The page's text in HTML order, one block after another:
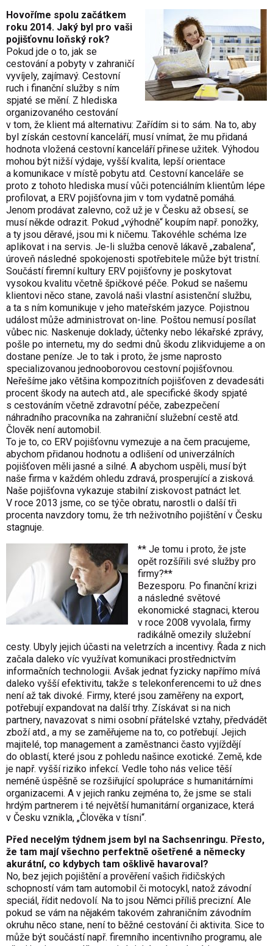
Hovoříme spolu začátkem
roku 2014. Jaký byl pro vaši
pojišťovnu loňský rok?
Pokud jde o to, jak se
cestování a pobyty v zahraničí
vyvíjely, zajímavý. Cestovní
ruch i finanční služby s ním
spjaté se mění. Z hlediska
organizovaného cestování
v tom, že klient má alternativu: Zařídím si to sám. Na to, aby
byl získán cestovní kanceláří, musí vnímat, že mu přidaná
hodnota vložená cestovní kanceláří přinese užitek. Výhodou
mohou být nižší výdaje, vyšší kvalita, lepší orientace
a komunikace v místě pobytu atd. Cestovní kanceláře se
proto z tohoto hlediska musí vůči potenciálním klientům lépe
profilovat, a ERV pojišťovna jim v tom vydatně pomáhá.
Jenom prodávat zalevno, což už je v Česku až obsesí, se
musí někde odrazit. Pokud „výhodně“ koupím např. ponožky,
a ty jsou děravé, jsou mi k ničemu. Takovéhle schéma lze
aplikovat i na servis. Je-li služba cenově lákavě „zabalena“,
úroveň následné spokojenosti spotřebitele může být tristní.
Součástí firemní kultury ERV pojišťovny je poskytovat
vysokou kvalitu včetně špičkové péče. Pokud se našemu
klientovi něco stane, zavolá naši vlastní asistenční službu,
a ta s ním komunikuje v jeho mateřském jazyce. Pojistnou
událost může administrovat on-line. Poštou nemusí posílat
vůbec nic. Naskenuje doklady, účtenky nebo lékařské zprávy,
pošle po internetu, my do sedmi dnů škodu zlikvidujeme a on
dostane peníze. Je to tak i proto, že jsme naprosto
specializovanou jednooborovou cestovní pojišťovnou.
Neřešíme jako většina kompozitních pojišťoven z devadesáti
procent škody na autech atd., ale specifické škody spjaté
s cestováním včetně zdravotní péče, zabezpečení
náhradního pracovníka na zahraniční služební cestě atd.
Člověk není automobil.
To je to, co ERV pojišťovnu vymezuje a na čem pracujeme,
abychom přidanou hodnotu a odlišení od univerzálních
pojišťoven měli jasné a silné. A abychom uspěli, musí být
naše firma v každém ohledu zdravá, prosperující a zisková.
Naše pojišťovna vykazuje stabilní ziskovost patnáct let.
V roce 2013 jsme, co se týče obratu, narostli o další tři
procenta navzdory tomu, že trh neživotního pojištění v Česku
stagnuje.
** Je tomu i proto, že jste
opět rozšířili své služby pro
firmy?**
Bezesporu. Po finanční krizi
a následné světové
ekonomické stagnaci, kterou
v roce 2008 vyvolala, firmy
radikálně omezily služební
cesty. Ubyly jejich účasti na veletrzích a incentivy. Řada z nich
začala daleko víc využívat komunikaci prostřednictvím
informačních technologii. Avšak jednat fyzicky napřímo mívá
daleko vyšší efektivitu, takže s telekonferencemi to už dnes
není až tak divoké. Firmy, které jsou zaměřeny na export,
potřebují expandovat na další trhy. Získávat si na nich
partnery, navazovat s nimi osobní přátelské vztahy, předvádět
zboží atd., a my se zaměřujeme na to, co potřebují. Jejich
majitelé, top management a zaměstnanci často vyjíždějí
do oblastí, které jsou z pohledu našince exotické. Země, kde
je např. vyšší riziko infekcí. Vedle toho nás velice těší
neméně úspěšně se rozšiřující spolupráce s humanitárními
organizacemi. A v jejich ranku zejména to, že jsme se stali
hrdým partnerem i té největší humanitární organizace, která
v Česku vznikla, „Člověka v tísni“.
Před necelým týdnem jsem byl na Sachsenringu. Přesto,
že tam mají všechno perfektně ošetřené a německy
akurátní, co kdybych tam ošklivě havaroval?
No, bez jejich pojištění a prověření vašich řidičských
schopností vám tam automobil či motocykl, natož závodní
speciál, řídit nedovolí. Na to jsou Němci příliš precizní. Ale
pokud se vám na nějakém takovém zahraničním závodním
okruhu něco stane, není to běžné cestování či aktivita. Sice to
může být součástí např. firemního incentivního programu, ale